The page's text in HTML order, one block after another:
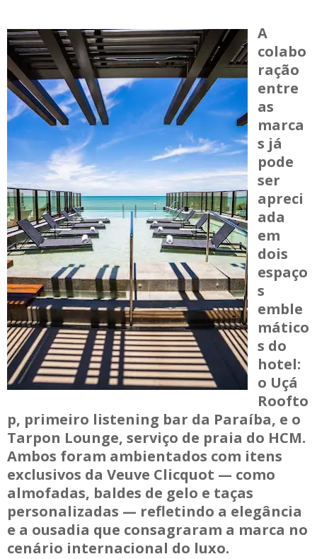
A
colabo
ração
entre
as
marca
s já
pode
ser
apreci
ada
em
dois
espaço
s
emble
mático
s do
hotel:
o Uçá
Roofto
p, primeiro listening bar da Paraíba, e o
Tarpon Lounge, serviço de praia do HCM.
Ambos foram ambientados com itens
exclusivos da Veuve Clicquot — como
almofadas, baldes de gelo e taças
personalizadas — refletindo a elegância
e a ousadia que consagraram a marca no
cenário internacional do luxo.